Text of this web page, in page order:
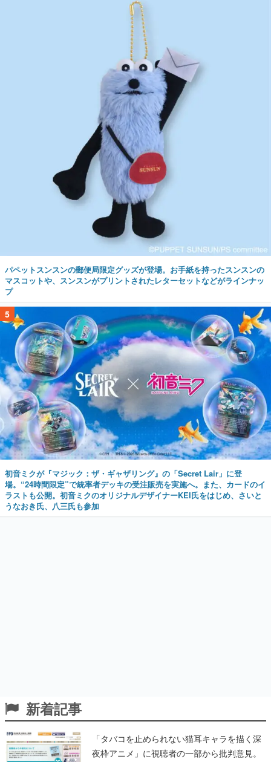
パペットスンスンの郵便局限定グッズが登場。お手紙を持ったスンスンの
マスコットや、スンスンがプリントされたレターセットなどがラインナッ
プ
5
初音ミクが『マジック：ザ・ギャザリング』の「Secret Lair」に登
場。“24時間限定”で統率者デッキの受注販売を実施へ。また、カードのイ
ラストも公開。初音ミクのオリジナルデザイナーKEI氏をはじめ、さいと
うなおき氏、八三氏も参加
新着記事
「タバコを止められない猫耳キャラを描く深
夜枠アニメ」に視聴者の一部から批判意見。